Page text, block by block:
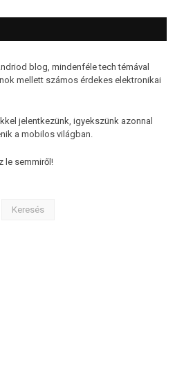
blog, mindenféle tech témával
mellett számos érdekes elektronikai
jelentkezünk, igyekszünk azonnal
a mobilos világban.
le semmiről!